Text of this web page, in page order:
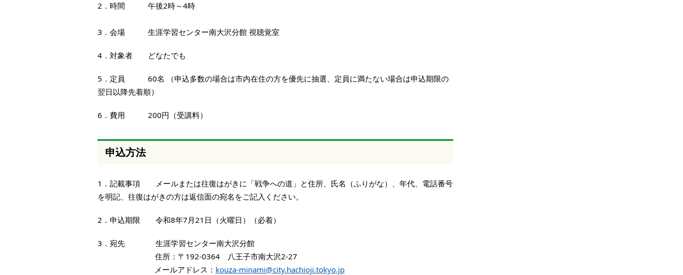
2．時間 午後2時～4時
3．会場 生涯学習センター南大沢分館 視聴覚室
4．対象者 どなたでも
5．定員 60名 （申込多数の場合は市内在住の方を優先に抽選、定員に満たない場合は申込期限の
翌日以降先着順）
6．費用 200円（受講料）
申込方法
1．記載事項 メールまたは往復はがきに「戦争への道」と住所、氏名（ふりがな）、年代、電話番号
を明記、往復はがきの方は返信面の宛名をご記入ください。
2．申込期限 令和8年7月21日（火曜日）（必着）
3．宛先 生涯学習センター南大沢分館
住所：〒192-0364 八王子市南大沢2-27
メールアドレス： kouza-minami@city.hachioji.tokyo.jp